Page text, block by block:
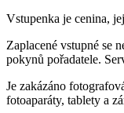
Vstupenka je cenina,
Zaplacené vstupné se
pokynů pořadatele.
Je zakázáno
fotoaparáty, tablety a